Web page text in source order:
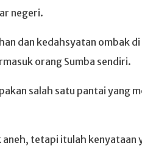
negeri.
dan kedahsyatan ombak
orang Sumba sendiri.
salah satu pantai yang
tetapi itulah kenyataan